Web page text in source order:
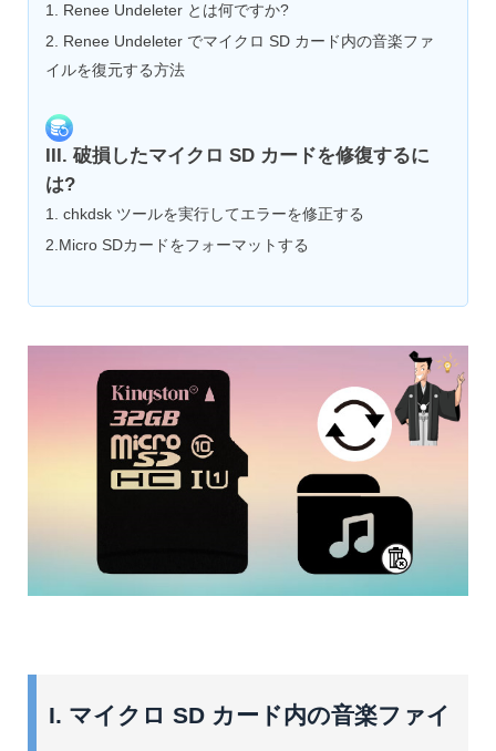
1. Renee Undeleter とは何ですか?
2. Renee Undeleter でマイクロ SD カード内の音楽ファ
イルを復元する方法
III. 破損したマイクロ SD カードを修復するに
は?
1. chkdsk ツールを実行してエラーを修正する
2.Micro SDカードをフォーマットする
I. マイクロ SD カード内の音楽ファイ